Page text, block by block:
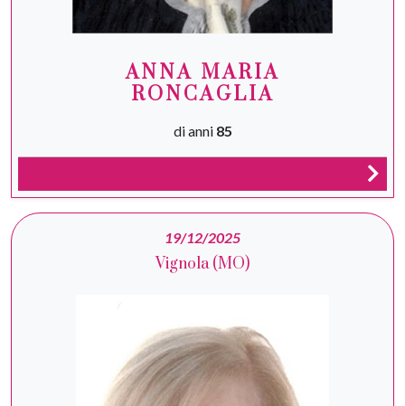
ANNA MARIA
RONCAGLIA
di anni 85
19/12/2025
Vignola (MO)